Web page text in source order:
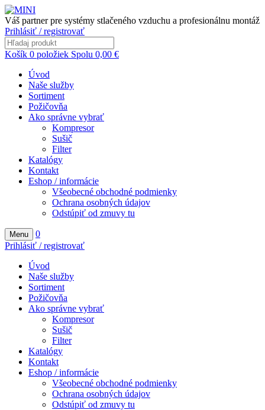
Váš partner pre systémy stlačeného vzduchu a profesionálnu montáž
Prihlásiť / registrovať
Košík 0 položiek Spolu 0,00 €
Úvod
Naše služby
Sortiment
Požičovňa
Ako správne vybrať
Kompresor
Sušič
Filter
Katalógy
Kontakt
Eshop / informácie
Všeobecné obchodné podmienky
Ochrana osobných údajov
Odstúpiť od zmuvy tu
Menu
0
Prihlásiť / registrovať
Úvod
Naše služby
Sortiment
Požičovňa
Ako správne vybrať
Kompresor
Sušič
Filter
Katalógy
Kontakt
Eshop / informácie
Všeobecné obchodné podmienky
Ochrana osobných údajov
Odstúpiť od zmuvy tu